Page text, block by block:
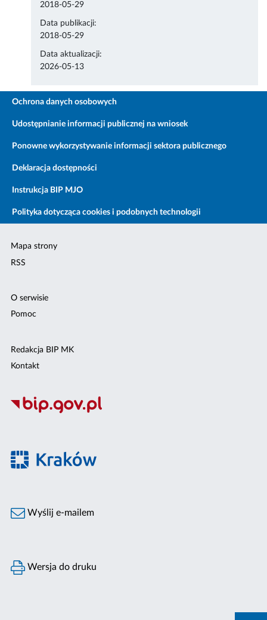
2018-05-29
Data publikacji:
2018-05-29
Data aktualizacji:
2026-05-13
Ochrona danych osobowych
Udostępnianie informacji publicznej na wniosek
Ponowne wykorzystywanie informacji sektora publicznego
Deklaracja dostępności
Instrukcja BIP MJO
Polityka dotycząca cookies i podobnych technologii
Mapa strony
RSS
O serwisie
Pomoc
Redakcja BIP MK
Kontakt
Wyślij e-mailem
Wersja do druku